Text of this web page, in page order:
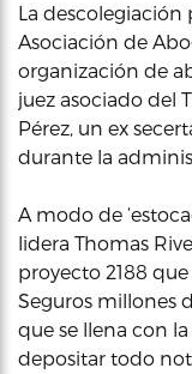
La
Asociación de
organización de
juez asociado del
Pérez, un ex
durante la
A modo de
lidera Thomas
proyecto 2188
Seguros millones
que se llena con
depositar todo